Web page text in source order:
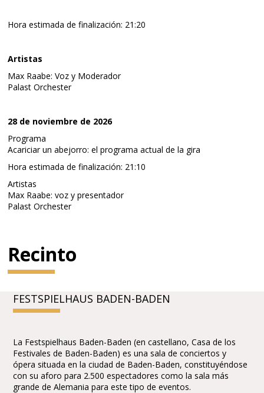
Hora estimada de finalización: 21:20
Artistas
Max Raabe: Voz y Moderador
Palast Orchester
28 de noviembre de 2026
Programa
Acariciar un abejorro: el programa actual de la gira
Hora estimada de finalización: 21:10
Artistas
Max Raabe: voz y presentador
Palast Orchester
Recinto
FESTSPIELHAUS BADEN-BADEN
La Festspielhaus Baden-Baden (en castellano, Casa de los
Festivales de Baden-Baden) es una sala de conciertos y
ópera situada en la ciudad de Baden-Baden, constituyéndose
con su aforo para 2.500 espectadores como la sala más
grande de Alemania para este tipo de eventos.